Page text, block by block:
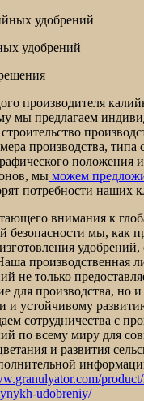
удобрений
производителя
мы предлагаем
производства,
положения
мы можем
потребности наших
внимания к
безопасности мы, как
производственная
не только
для производства, но
и устойчивому
сотрудничества с
по всему миру для
и развития
udobreniy/